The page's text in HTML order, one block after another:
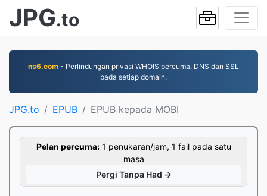
JPG.to
ns6.com - Perlindungan privasi WHOIS percuma, DNS dan SSL
pada setiap domain.
JPG.to EPUB EPUB kepada MOBI
Pelan percuma:1 penukaran/jam, 1 fail pada satu
masa
Pergi Tanpa Had →